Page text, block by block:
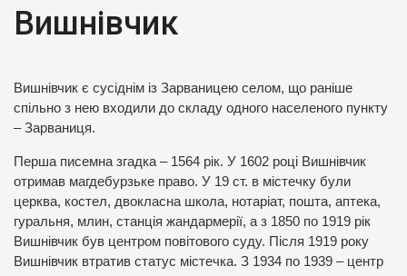
Вишнівчик
Вишнівчик є сусіднім із Зарваницею селом, що раніше
спільно з нею входили до складу одного населеного пункту
– Зарваниця.
Перша писемна згадка – 1564 рік. У 1602 році Вишнівчик
отримав магдебурзьке право. У 19 ст. в містечку були
церква, костел, двокласна школа, нотаріат, пошта, аптека,
гуральня, млин, станція жандармерії, а з 1850 по 1919 рік
Вишнівчик був центром повітового суду. Після 1919 року
Вишнівчик втратив статус містечка. З 1934 по 1939 – центр